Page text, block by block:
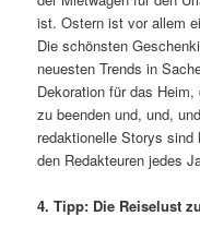
ist. Ostern ist vor allem
Die schönsten
neuesten Trends in
Dekoration für das
zu beenden und, und,
redaktionelle Storys
den Redakteuren jedes
4. Tipp: Die Reiselust